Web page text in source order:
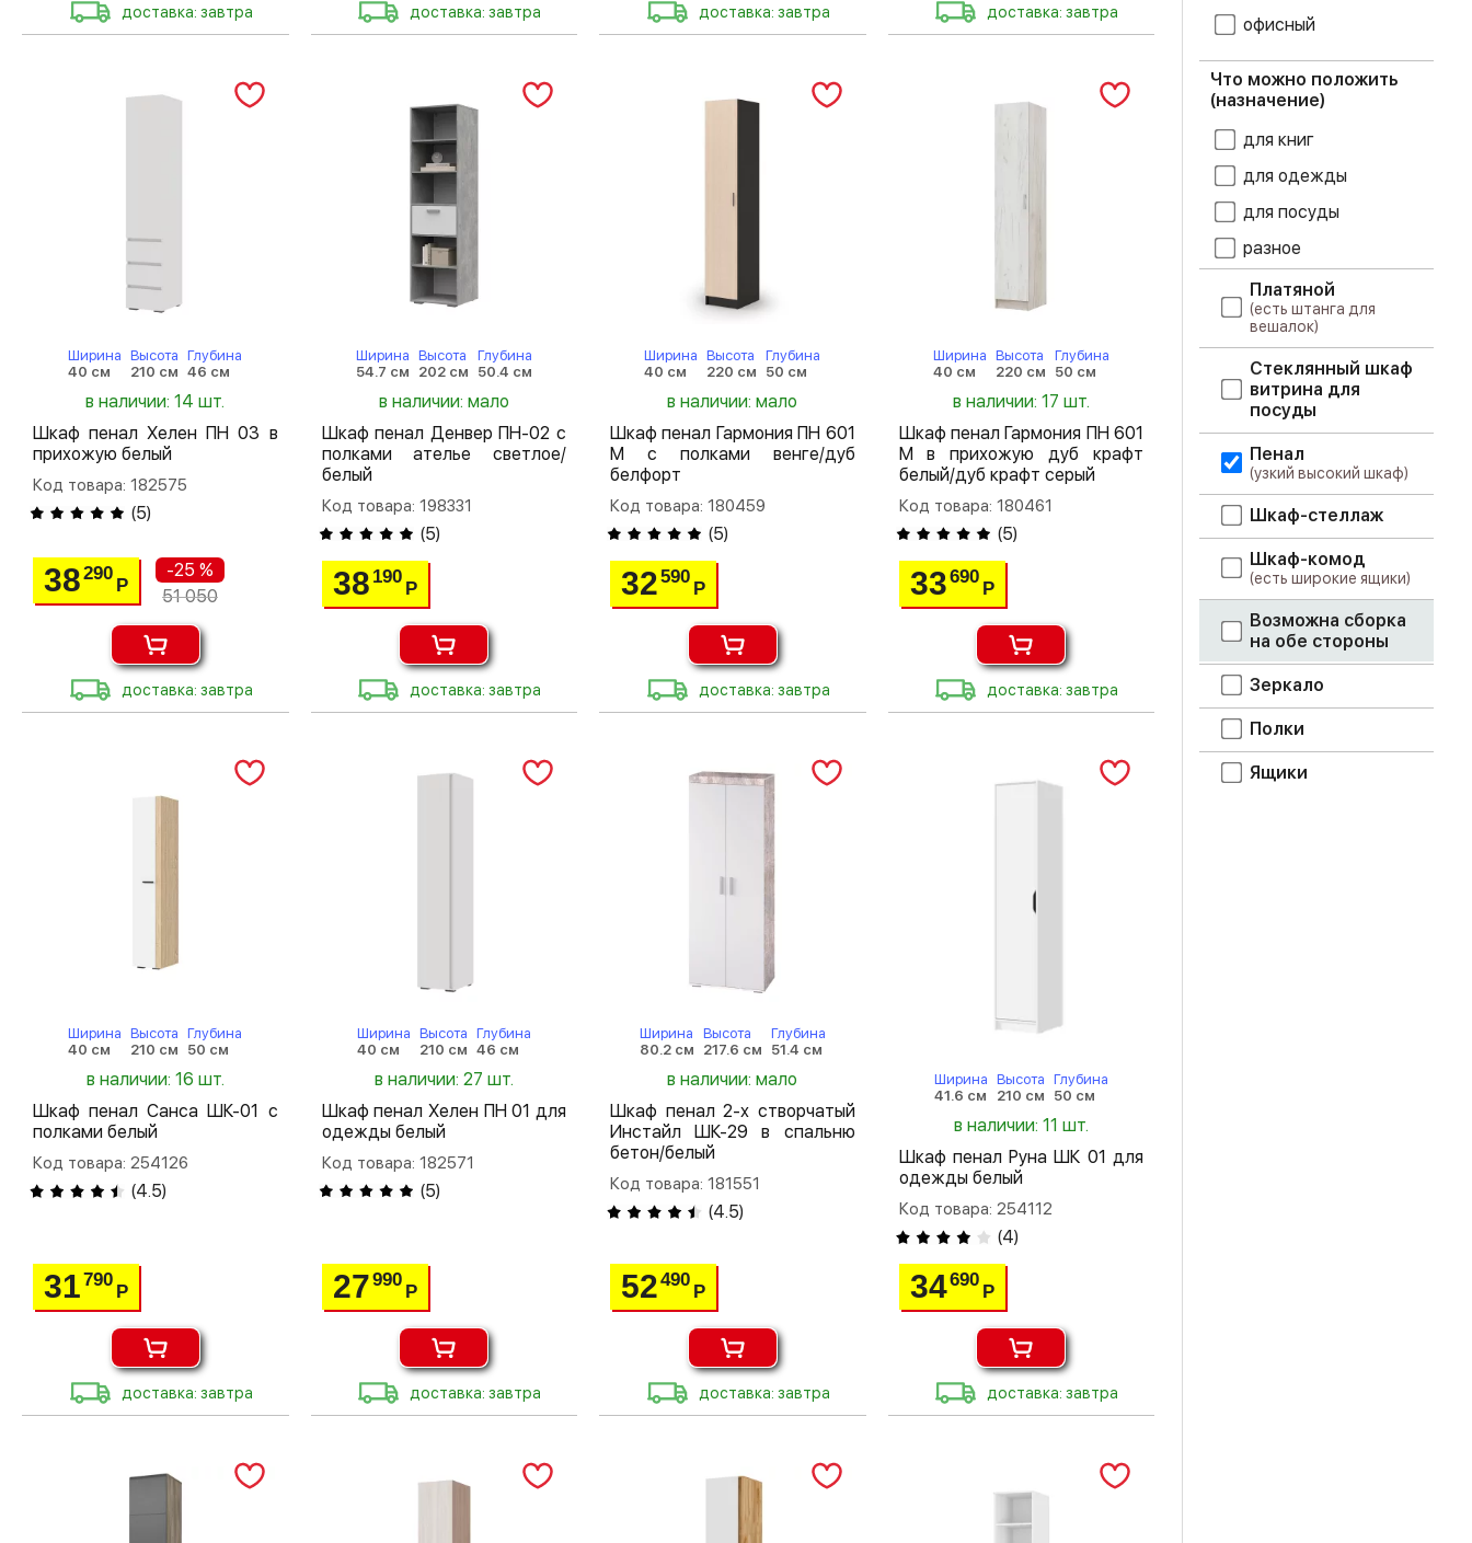
доставка: завтра доставка: завтра доставка: завтра доставка: завтра
Ширина
40 см
Высота
210 см
Глубина
46 см
в наличии: 14 шт.
Шкаф пенал Хелен ПН 03 в
прихожую белый
Код товара: 182575
(5)
38290
Р
-25 %
51 050
доставка: завтра
Ширина
54.7 см
Высота
202 см
Глубина
50.4 см
в наличии: мало
Шкаф пенал Денвер ПН-02 с
полками ателье светлое/
белый
Код товара: 198331
(5)
38 190
Р
доставка: завтра
Ширина
40 см
Высота
220 см
Глубина
50 см
в наличии: мало
Шкаф пенал Гармония ПН 601
М с полками венге/дуб
белфорт
Код товара: 180459
(5)
32590
Р
доставка: завтра
Ширина
40 см
Высота
220 см
Глубина
50 см
в наличии: 17 шт.
Шкаф пенал Гармония ПН 601
М в прихожую дуб крафт
белый/дуб крафт серый
Код товара: 180461
(5)
33690
Р
доставка: завтра
Ширина
40 см
Высота
210 см
Глубина
50 см
в наличии: 16 шт.
Шкаф пенал Санса ШК-01 с
полками белый
Код товара: 254126
(4.5)
31790
Р
доставка: завтра
Ширина
40 см
Высота
210 см
Глубина
46 см
в наличии: 27 шт.
Шкаф пенал Хелен ПН 01 для
одежды белый
Код товара: 182571
(5)
27990
Р
доставка: завтра
Ширина
80.2 см
Высота
217.6 см
Глубина
51.4 см
в наличии: мало
Шкаф пенал 2-х створчатый
Инстайл ШК-29 в спальню
бетон/белый
Код товара: 181551
(4.5)
52490
Р
доставка: завтра
Ширина
41.6 см
Высота
210 см
Глубина
50 см
в наличии: 11 шт.
Шкаф пенал Руна ШК 01 для
одежды белый
Код товара: 254112
(4)
34690
Р
доставка: завтра
терракота
фотопечать
цемент светлый
ясень светлый
ясень шимо
светлый
ясень шимо
темный
офисный
Что можно положить
(назначение)
для книг
для одежды
для посуды
разное
Платяной
(есть штанга для
вешалок)
Стеклянный шкаф
витрина для
посуды
Пенал
(узкий высокий шкаф)
Шкаф-стеллаж
Шкаф-комод
(есть широкие ящики)
Возможна сборка
на обе стороны
Зеркало
Полки
Ящики